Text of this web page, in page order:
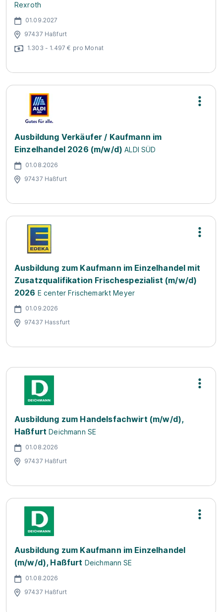
Rexroth
01.09.2027
97437 Haßfurt
1.303 - 1.497 € pro Monat
Ausbildung Verkäufer / Kaufmann im
Einzelhandel 2026 (m/w/d) ALDI SÜD
01.08.2026
97437 Haßfurt
Ausbildung zum Kaufmann im Einzelhandel mit
Zusatzqualifikation Frischespezialist (m/w/d)
2026 E center Frischemarkt Meyer
01.09.2026
97437 Hassfurt
Ausbildung zum Handelsfachwirt (m/w/d),
Haßfurt Deichmann SE
01.08.2026
97437 Haßfurt
Ausbildung zum Kaufmann im Einzelhandel
(m/w/d), Haßfurt Deichmann SE
01.08.2026
97437 Haßfurt